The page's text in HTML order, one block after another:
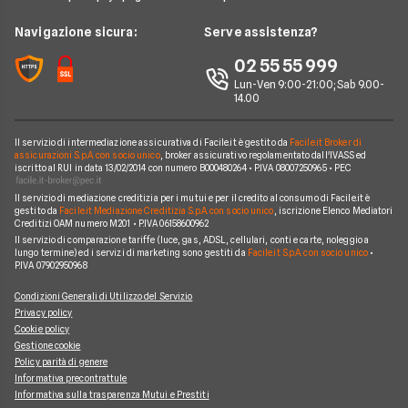
News
Chi siamo
Perché scegliere Facile.it
Mappa del sito
Offerte Iliad
Offerte Ho Mobile
Offerte Very Mobile
Offerte Coop Voce
Compagnie Telefoniche
Notizie Telefonia
Argomenti in evidenza Telefonia
Cambiare operatore telefonico
Navigazione sicura: Serve assistenza?
02 55 55 999
Lun-Ven 9:00-21:00; Sab 9.00-
14.00
Il servizio di intermediazione assicurativa di Facile.it è gestito da Facile.it Broker di
assicurazioni S.p.A. con socio unico, broker assicurativo regolamentato dall'IVASS ed
iscritto al RUI in data 13/02/2014 con numero B000480264 • P.IVA 08007250965 • PEC
Il servizio di mediazione creditizia per i mutui e per il credito al consumo di Facile.it è
gestito da Facile.it Mediazione Creditizia S.p.A. con socio unico, iscrizione Elenco Mediatori
Creditizi OAM numero M201 • P.IVA 06158600962
Il servizio di comparazione tariffe (luce, gas, ADSL, cellulari, conti e carte, noleggio a
lungo termine) ed i servizi di marketing sono gestiti da Facile.it S.p.A. con socio unico•
P.IVA 07902950968
Condizioni Generali di Utilizzo del Servizio
Privacy policy
Cookie policy
Gestione cookie
Policy parità di genere
Informativa precontrattule
Informativa sulla trasparenza Mutui e Prestiti